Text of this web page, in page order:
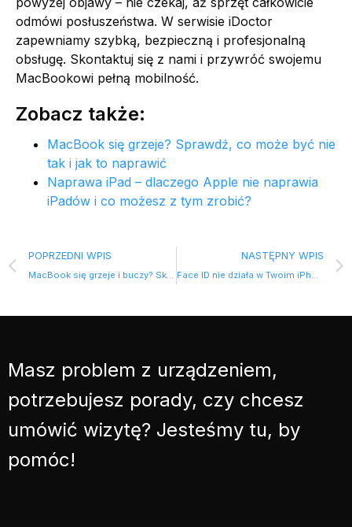
odmówi posłuszeństwa. W serwisie iDoctor
zapewniamy szybką, bezpieczną i profesjonalną
obsługę. Skontaktuj się z nami i przywróć swojemu
MacBookowi pełną mobilność.
Zobacz także:
MacBook się grzeje? Sprawdź, co może być nie
tak i jak to naprawić
Naprawa iPad – dlaczego Apple nie naprawia
iPadów i co możesz z tym zrobić?
POPRZEDNI WPIS
MacBook się grzeje i buczy? Skutki przegrzewania i jak szybko to naprawić
NASTĘPNY WPIS
Face ID nie działa w Twoim iPhonie? Poznaj 5 przyczyn i profesjonalną naprawę Face ID w iDoctor
Masz problem z urządzeniem,
potrzebujesz porady, czy chcesz
umówić wizytę? Jesteśmy tu, by
pomóc!